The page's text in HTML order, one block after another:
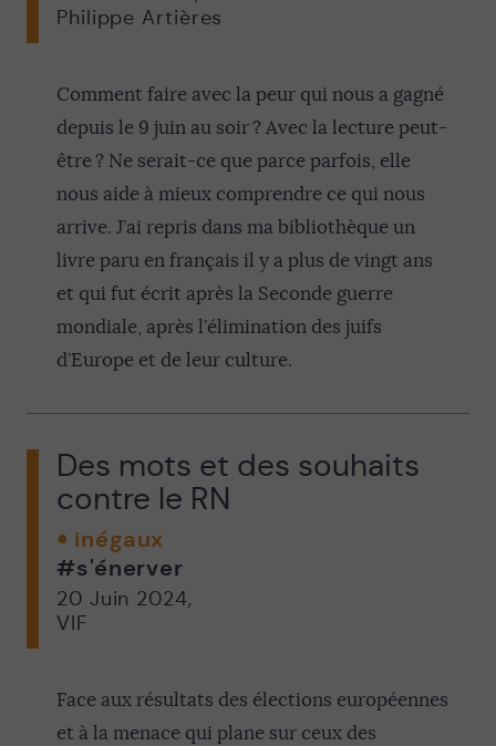
Philippe Artières
Comment faire avec la peur qui nous a gagné
depuis le 9 juin au soir ? Avec la lecture peut-
être ? Ne serait-ce que parce parfois, elle
nous aide à mieux comprendre ce qui nous
arrive. J’ai repris dans ma bibliothèque un
livre paru en français il y a plus de vingt ans
et qui fut écrit après la Seconde guerre
mondiale, après l’élimination des juifs
d’Europe et de leur culture.
Des mots et des souhaits
contre le RN
inégaux
#s'énerver
20 Juin 2024,
VIF
Face aux résultats des élections européennes
et à la menace qui plane sur ceux des